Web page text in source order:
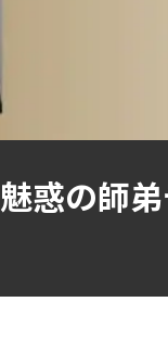
惑の師